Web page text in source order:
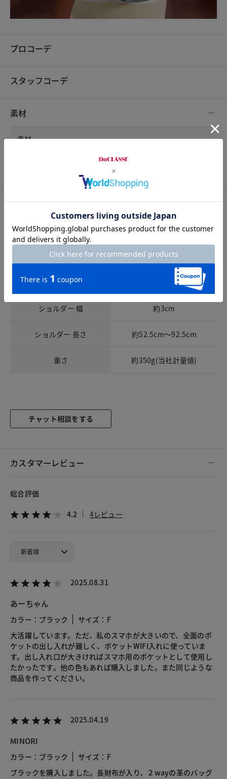
プロコーデ
スタッフコーデ
素材
素材
表地／牛革 裏地／ポリエステル100％
サイズ詳細 サイズガイドはこちら
全体 高さ 約15cm
全体 横幅 約26.5cm
全体 マチ 約9cm
ショルダー 幅 約3cm
ショルダー 長さ 約52.5cm～92.5cm
重さ 約350g(当社計量値)
チャット相談をする
カスタマーレビュー
総合評価
4.2 4レビュー
2025.08.31
あーちゃん
カラー：ブラック
サイズ：F
大活躍しています。ただ、私のスマホが大きいので、全面のポ
ケットの出し入れが難しく、ポケットWIFI入れに使っていま
す。出し入れ口が大きければスマホ用のポケットとして使用し
たかったです。他の色もあれば購入しました。また同じような
商品を作ってください。
2025.04.19
MINORI
カラー：ブラック
サイズ：F
ブラックを購入しました。長財布が入り、２wayの革のバッグ